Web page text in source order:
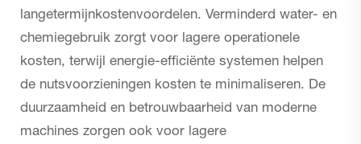
langetermijnkostenvoordelen. Verminderd water- en
chemiegebruik zorgt voor lagere operationele
kosten, terwijl energie-efficiënte systemen helpen
de nutsvoorzieningen kosten te minimaliseren. De
duurzaamheid en betrouwbaarheid van moderne
machines zorgen ook voor lagere